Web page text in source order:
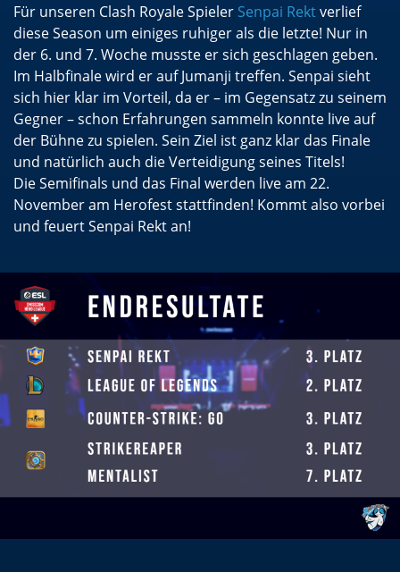
Für unseren Clash Royale Spieler Senpai Rektverlief
diese Season um einiges ruhiger als die letzte! Nur in
der 6. und 7. Woche musste er sich geschlagen geben.
Im Halbfinale wird er auf Jumanji treffen. Senpai sieht
sich hier klar im Vorteil, da er – im Gegensatz zu seinem
Gegner – schon Erfahrungen sammeln konnte live auf
der Bühne zu spielen. Sein Ziel ist ganz klar das Finale
und natürlich auch die Verteidigung seines Titels!
Die Semifinals und das Final werden live am 22.
November am Herofest stattfinden! Kommt also vorbei
und feuert Senpai Rekt an!